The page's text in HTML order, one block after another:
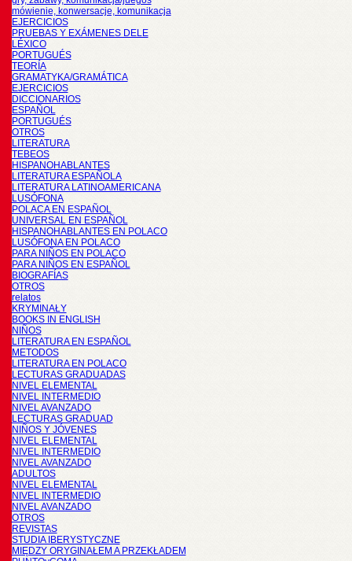
mówienie, konwersacje, komunikacja
EJERCICIOS
PRUEBAS Y EXÁMENES DELE
LÉXICO
PORTUGUÉS
TEORÍA
GRAMATYKA/GRAMÁTICA
EJERCICIOS
DICCIONARIOS
ESPAÑOL
PORTUGUÉS
OTROS
LITERATURA
TEBEOS
HISPANOHABLANTES
LITERATURA ESPAÑOLA
LITERATURA LATINOAMERICANA
LUSÓFONA
POLACA EN ESPAÑOL
UNIVERSAL EN ESPAÑOL
HISPANOHABLANTES EN POLACO
LUSÓFONA EN POLACO
PARA NIÑOS EN POLACO
PARA NIÑOS EN ESPAÑOL
BIOGRAFÍAS
OTROS
relatos
KRYMINAŁY
BOOKS IN ENGLISH
NIÑOS
LITERATURA EN ESPAÑOL
METODOS
LITERATURA EN POLACO
LECTURAS GRADUADAS
NIVEL ELEMENTAL
NIVEL INTERMEDIO
NIVEL AVANZADO
LECTURAS GRADUAD
NIÑOS Y JÓVENES
NIVEL ELEMENTAL
NIVEL INTERMEDIO
NIVEL AVANZADO
ADULTOS
NIVEL ELEMENTAL
NIVEL INTERMEDIO
NIVEL AVANZADO
OTROS
REVISTAS
STUDIA IBERYSTYCZNE
MIĘDZY ORYGINAŁEM A PRZEKŁADEM